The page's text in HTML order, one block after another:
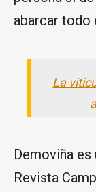
abarcar
La
Demoviña
Revista